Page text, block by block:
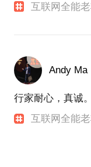
互联网全能
Andy Ma
行家耐心，真诚
互联网全能